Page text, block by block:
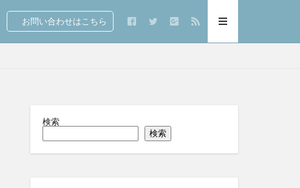
お問い合わせはこちら
検索
検索